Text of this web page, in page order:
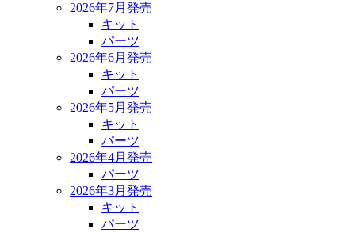
2026年7月発売
キット
パーツ
2026年6月発売
キット
パーツ
2026年5月発売
キット
パーツ
2026年4月発売
パーツ
2026年3月発売
キット
パーツ